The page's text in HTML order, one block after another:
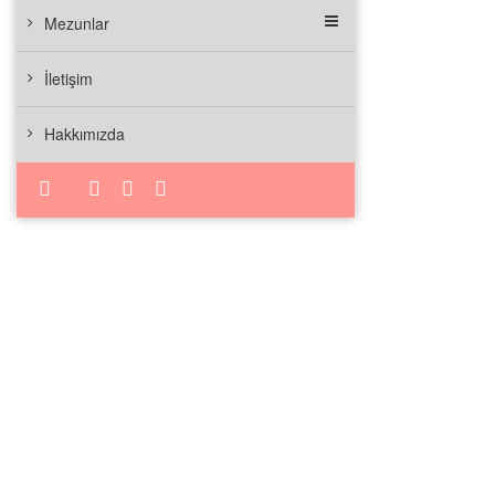
Mezunlar
İletişim
Hakkımızda